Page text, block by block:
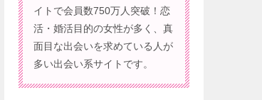
イトで会員数750万人突破！恋
活・婚活目的の女性が多く、真
面目な出会いを求めている人が
多い出会い系サイトです。